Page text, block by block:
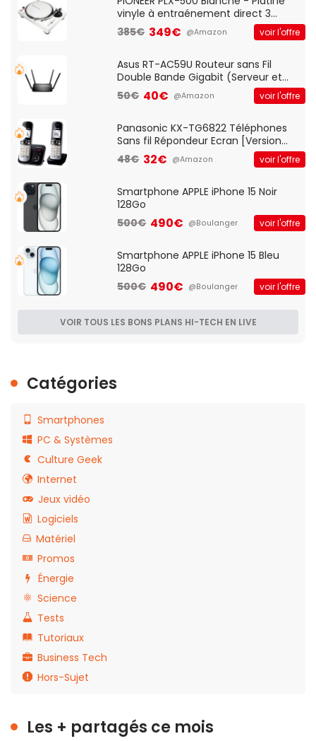
vinyle à entraénement direct 3
vitesses (33-45-78 trs/min) avec
pre-ampli intégré et port USB
385€ 349€ @Amazon voir l'offre
Asus RT-AC59U Routeur sans Fil
Double Bande Gigabit (Serveur et
Client VPN, Triple Vlan, Mode Point
d'accès et Bridge, contrôle Parental,
50€ 40€ @Amazon voir l'offre
Panasonic KX-TG6822 Téléphones
Sans fil Répondeur Ecran [Version
Française]
48€ 32€ @Amazon voir l'offre
Smartphone APPLE iPhone 15 Noir
128Go
500€ 490€ @Boulanger voir l'offre
Smartphone APPLE iPhone 15 Bleu
128Go
500€ 490€ @Boulanger voir l'offre
VOIR TOUS LES BONS PLANS HI-TECH EN LIVE
Catégories
Smartphones
PC & Systèmes
Culture Geek
Internet
Jeux vidéo
Logiciels
Matériel
Promos
Énergie
Science
Tests
Tutoriaux
Business Tech
Hors-Sujet
Les + partagés ce mois